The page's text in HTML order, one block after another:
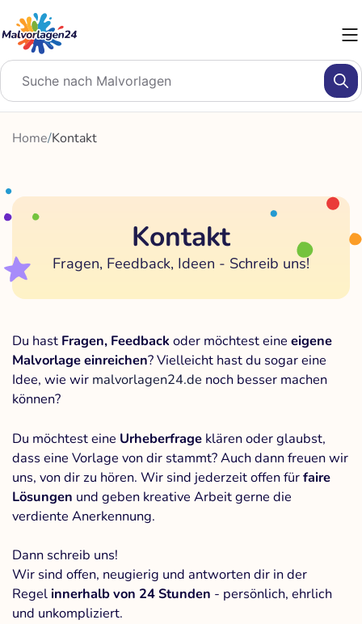
Inhalt
springen
Home/Kontakt
Kontakt
Fragen, Feedback, Ideen - Schreib uns!
Du hast Fragen, Feedbackoder möchtest eine eigene
Malvorlage einreichen? Vielleicht hast du sogar eine
Idee, wie wir malvorlagen24.de noch besser machen
können?
Du möchtest eine Urheberfrage klären oder glaubst,
dass eine Vorlage von dir stammt? Auch dann freuen wir
uns, von dir zu hören. Wir sind jederzeit offen fürfaire
Lösungen und geben kreative Arbeit gerne die
verdiente Anerkennung.
Dann schreib uns!
Wir sind offen, neugierig und antworten dir in der
Regel innerhalb von 24 Stunden - persönlich, ehrlich
und unkompliziert.